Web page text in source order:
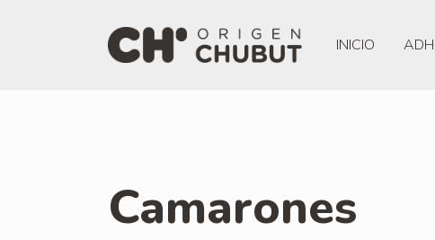
INICIO
Camarones